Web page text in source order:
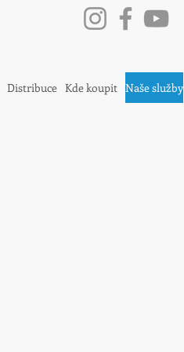
Distribuce Kde koupit Naše služby